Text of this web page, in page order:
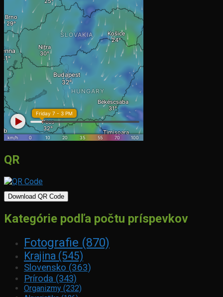
QR
Download QR Code
Kategórie podľa počtu príspevkov
Fotografie (870)
Krajina (545)
Slovensko (363)
Príroda (343)
Organizmy (232)